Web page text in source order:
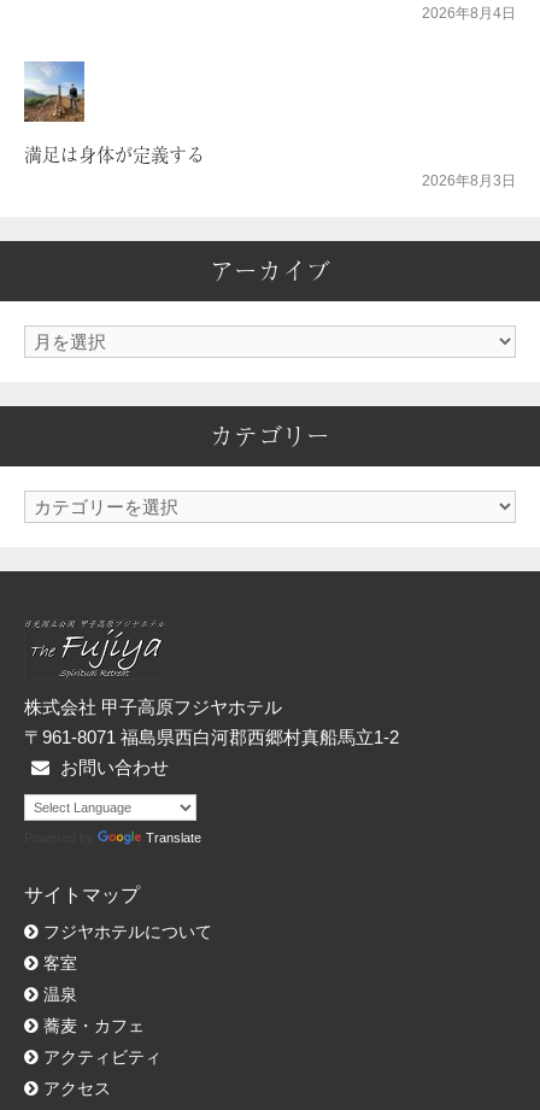
2026年8月4日
満足は身体が定義する
2026年8月3日
アーカイブ
ア
カテゴリー
カ
ー
株式会社 甲子高原フジヤホテル
〒961-8071 福島県西白河郡西郷村真船馬立1-2
お問い合わせ
Translate
サイトマップ
フジヤホテルについて
客室
温泉
蕎麦・カフェ
アクティビティ
アクセス